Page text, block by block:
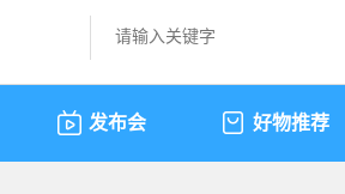
发布会 好物推荐